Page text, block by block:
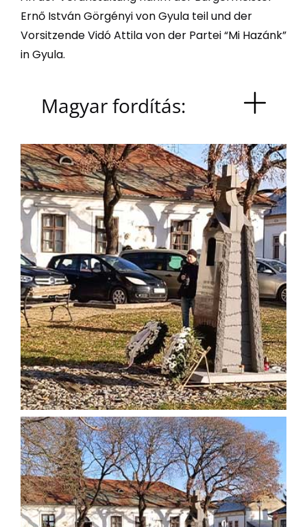
Ernő István Görgényi von Gyula teil und der
Vorsitzende Vidó Attila von der Partei “Mi Hazánk”
in Gyula.
Magyar fordítás: